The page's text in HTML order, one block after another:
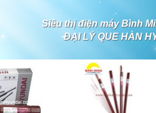
Siêu thị điện máy Bình
ĐẠI LÝ QUE HÀN